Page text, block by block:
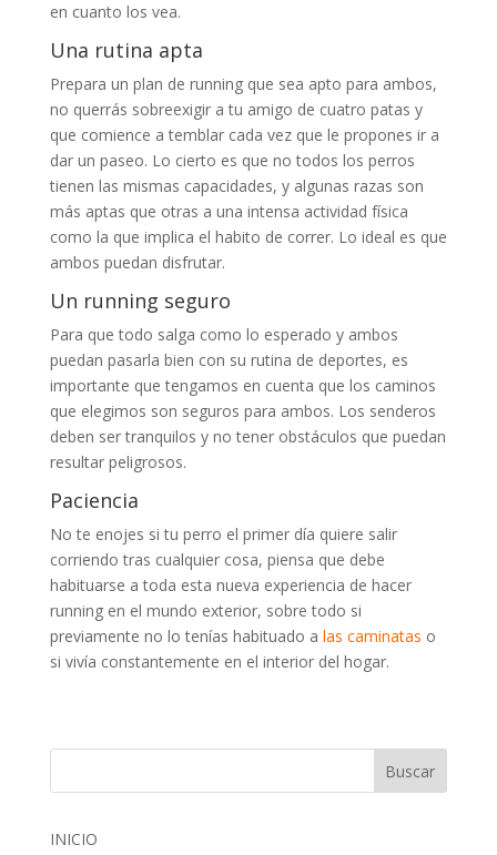
en cuanto los vea.
Una rutina apta
Prepara un plan de running que sea apto para ambos,
no querrás sobreexigir a tu amigo de cuatro patas y
que comience a temblar cada vez que le propones ir a
dar un paseo. Lo cierto es que no todos los perros
tienen las mismas capacidades, y algunas razas son
más aptas que otras a una intensa actividad física
como la que implica el habito de correr. Lo ideal es que
ambos puedan disfrutar.
Un running seguro
Para que todo salga como lo esperado y ambos
puedan pasarla bien con su rutina de deportes, es
importante que tengamos en cuenta que los caminos
que elegimos son seguros para ambos. Los senderos
deben ser tranquilos y no tener obstáculos que puedan
resultar peligrosos.
Paciencia
No te enojes si tu perro el primer día quiere salir
corriendo tras cualquier cosa, piensa que debe
habituarse a toda esta nueva experiencia de hacer
running en el mundo exterior, sobre todo si
previamente no lo tenías habituado a las caminatas o
si vivía constantemente en el interior del hogar.
INICIO